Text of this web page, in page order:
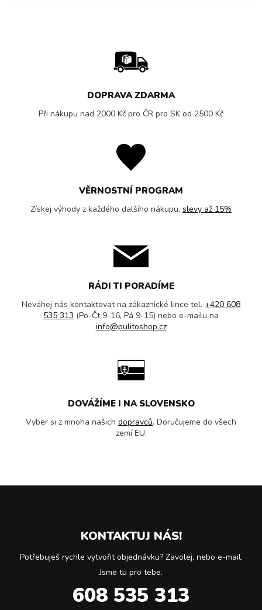
DOPRAVA ZDARMA
Při nákupu nad 2000 Kč pro ČR pro SK od 2500 Kč
VĚRNOSTNÍ PROGRAM
Získej výhody z každého dalšího nákupu, slevy až 15%
RÁDI TI PORADÍME
Neváhej nás kontaktovat na zákaznické lince tel. +420 608
535 313 (Po-Čt 9-16, Pá 9-15) nebo e-mailu na
info@pulitoshop.cz
DOVÁŽÍME I NA SLOVENSKO
Vyber si z mnoha našich dopravců. Doručujeme do všech
zemí EU.
KONTAKTUJ NÁS!
Potřebuješ rychle vytvořit objednávku? Zavolej, nebo e-mail.
Jsme tu pro tebe.
608 535 313